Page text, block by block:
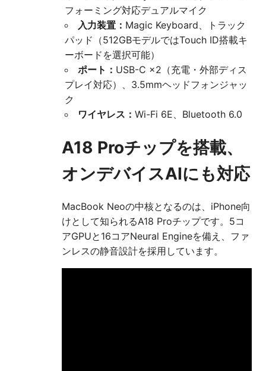
フォーミング対応デュアルマイク
入力装置： Magic Keyboard、トラック
パッド（512GBモデルではTouch ID搭載キ
ーボードを選択可能）
ポート： USB-C ×2（充電・外部ディス
プレイ対応）、3.5mmヘッドフォンジャッ
ク
ワイヤレス： Wi-Fi 6E、Bluetooth 6.0
A18 Proチップを搭載、
オンデバイスAIにも対応
MacBook Neoの中核となるのは、iPhone向
けとして知られるA18 Proチップです。5コ
アGPUと16コアNeural Engineを備え、ファ
ンレスの静音設計を採用しています。